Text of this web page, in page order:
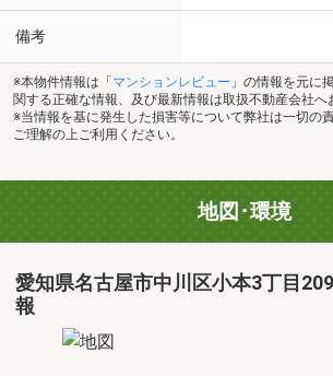
備考
※本物件情報は「 マンションレビュー 」の情報を元に
関する正確な情報、及び最新情報は取扱不動産会社へ
※当情報を基に発生した損害等について弊社は一切の
ご理解の上ご利用ください。
地図･環境
愛知県名古屋市中川区小本3丁目
報